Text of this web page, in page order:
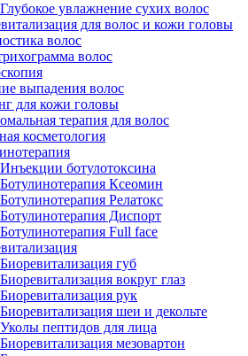
Глубокое увлажнение сухих волос
для волос и кожи головы
волос
волос
выпадения волос
для кожи головы
терапия для волос
косметология
Инъекции ботулотоксина
Ботулинотерапия Ксеомин
Ботулинотерапия Релатокс
Ботулинотерапия Диспорт
Ботулинотерапия Full face
Биоревитализация губ
Биоревитализация вокруг глаз
Биоревитализация рук
Биоревитализация шеи и декольте
Уколы пептидов для лица
Биоревитализация мезовартон